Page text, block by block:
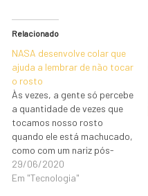
Relacionado
NASA desenvolve colar que
ajuda a lembrar de não tocar
o rosto
Às vezes, a gente só percebe
a quantidade de vezes que
tocamos nosso rosto
quando ele está machucado,
como com um nariz pós-
operado ou um olho irritado,
por exemplo. Esse hábito
29/06/2020
Em "Tecnologia"